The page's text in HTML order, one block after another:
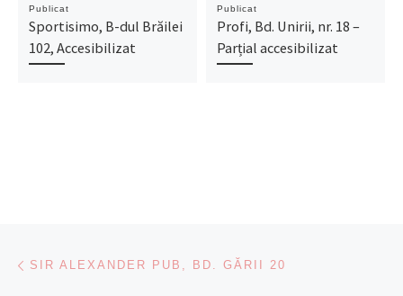
Publicat
Sportisimo, B-dul Brăilei
102, Accesibilizat
Publicat
Profi, Bd. Unirii, nr. 18 –
Parțial accesibilizat
Navigare articole
SIR ALEXANDER PUB, BD. GĂRII 20